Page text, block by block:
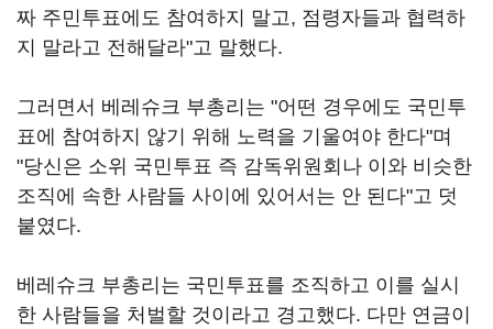
짜 주민투표에도 참여하지 말고, 점령자들과 협력하
지 말라고 전해달라"고 말했다.
그러면서 베레슈크 부총리는 "어떤 경우에도 국민투
표에 참여하지 않기 위해 노력을 기울여야 한다"며
"당신은 소위 국민투표 즉 감독위원회나 이와 비슷한
조직에 속한 사람들 사이에 있어서는 안 된다"고 덧
붙였다.
베레슈크 부총리는 국민투표를 조직하고 이를 실시
한 사람들을 처벌할 것이라고 경고했다. 다만 연금이